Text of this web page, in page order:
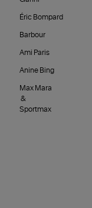
Éric Bompard
Barbour
Ami Paris
Anine Bing
Max Mara
&
Sportmax